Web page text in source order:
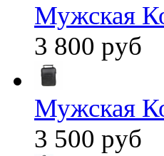
Мужская
3 800 руб
Мужская
3 500 руб